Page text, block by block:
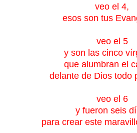
veo el 4,
esos son tus
veo el 5
y son las cinco
que alumbran el
delante de Dios todo
veo el 6
y fueron seis
para crear este